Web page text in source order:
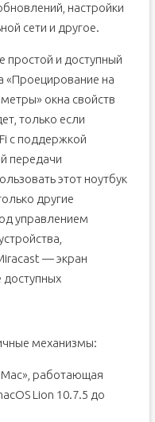
настройки
сети и другое.
простой и доступный
на
окна свойств
только если
с поддержкой
передачи
этот ноутбук
другие
управлением
— экран
доступных
механизмы:
работающая
Lion 10.7.5 до